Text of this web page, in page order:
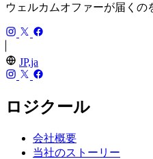
ウェルカムオファーが届くの
JP,ja
ロジクール
会社概要
当社のストーリー